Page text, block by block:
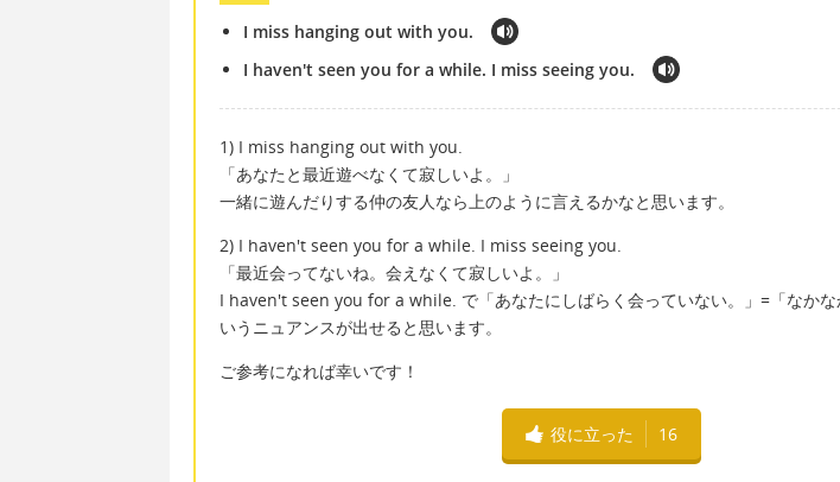
I miss hanging out with you.
I haven't seen you for a while. I miss seeing you.
1) I miss hanging out with you.
「あなたと最近遊べなくて寂しいよ。」
一緒に遊んだりする仲の友人なら上のように言えるかなと思います。
2) I haven't seen you for a while. I miss seeing you.
「最近会ってないね。会えなくて寂しいよ。」
I haven't seen you for a while. で「あなたにしばらく会っていない。」=「なかな
いうニュアンスが出せると思います。
ご参考になれば幸いです！
役に立った 16